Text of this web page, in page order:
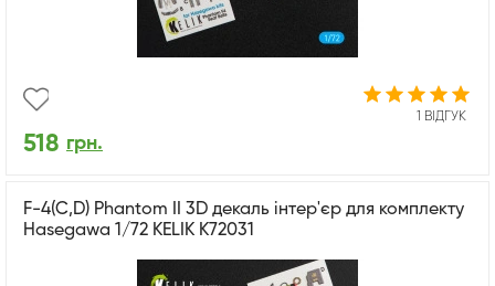
1 ВІДГУК
518 грн.
F-4(C,D) Phantom II 3D декаль інтер'єр для комплекту
Hasegawa 1/72 KELIK K72031